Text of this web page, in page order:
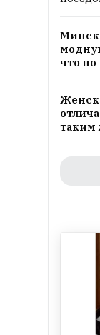
что
таким